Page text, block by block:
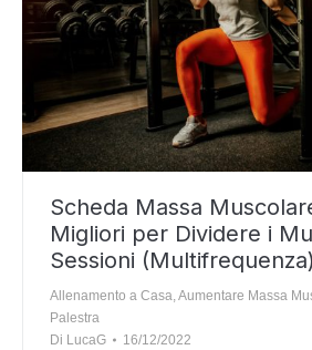
Scheda Massa
Migliori per Dividere i
Sessioni (Multifrequenza)
Allenamento a Casa,Aumentare Massa
Palestra
Di LucaG 16/12/2022